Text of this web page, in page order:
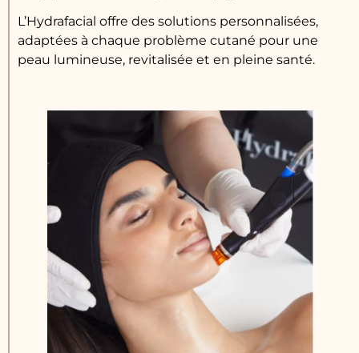
L’Hydrafacial offre des solutions personnalisées,
adaptées à chaque problème cutané pour une
peau lumineuse, revitalisée et en pleine santé.